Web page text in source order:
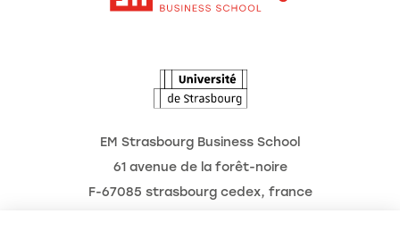
EM Strasbourg Business School
61 avenue de la forêt-noire
F-67085 strasbourg cedex, france